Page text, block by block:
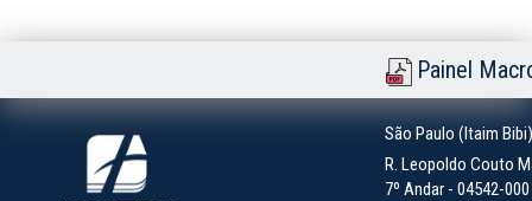
Painel
São Paulo (Itaim Bibi)
R. Leopoldo Couto
7º Andar - 04542-